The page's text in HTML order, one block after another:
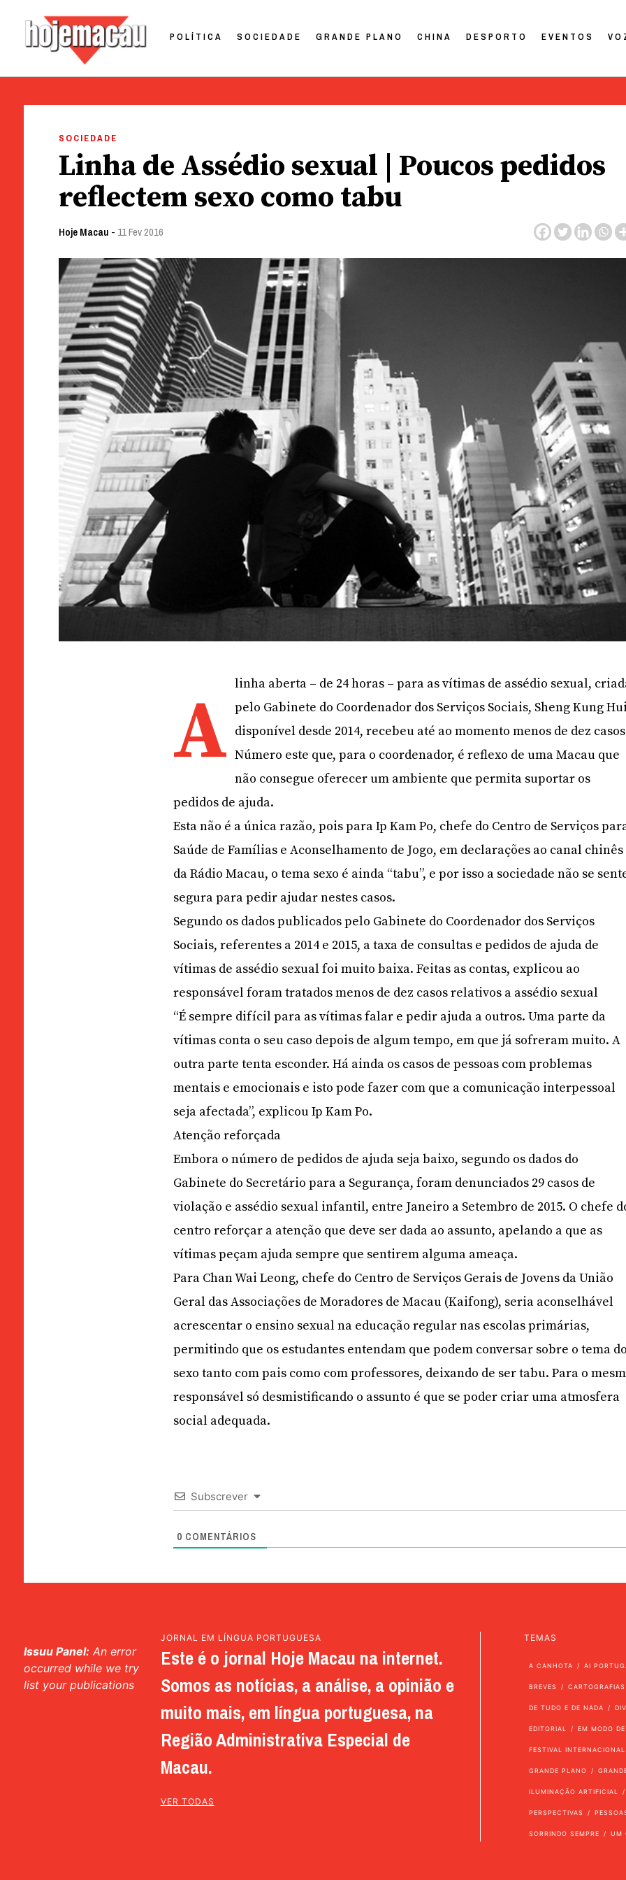
POLÍTICA SOCIEDADE GRANDE PLANO CHINA DESPORTO EVENTOS
SOCIEDADE
Linha de Assédio sexual | Poucos pedidos
reflectem sexo como tabu
Hoje Macau - 11 Fev 2016
A linha aberta – de 24 horas – para as vítimas de assédio sexual,
pelo Gabinete do Coordenador dos Serviços Sociais, Sheng Kung
disponível desde 2014, recebeu até ao momento menos de dez
Número este que, para o coordenador, é reflexo de uma Macau que
não consegue oferecer um ambiente que permita suportar os
pedidos de ajuda.
Esta não é a única razão, pois para Ip Kam Po, chefe do Centro de Serviços
Saúde de Famílias e Aconselhamento de Jogo, em declarações ao canal chinês
da Rádio Macau, o tema sexo é ainda “tabu”, e por isso a sociedade não se
segura para pedir ajudar nestes casos.
Segundo os dados publicados pelo Gabinete do Coordenador dos Serviços
Sociais, referentes a 2014 e 2015, a taxa de consultas e pedidos de ajuda de
vítimas de assédio sexual foi muito baixa. Feitas as contas, explicou ao
responsável foram tratados menos de dez casos relativos a assédio sexual
“É sempre difícil para as vítimas falar e pedir ajuda a outros. Uma parte da
vítimas conta o seu caso depois de algum tempo, em que já sofreram muito. A
outra parte tenta esconder. Há ainda os casos de pessoas com problemas
mentais e emocionais e isto pode fazer com que a comunicação interpessoal
seja afectada”, explicou Ip Kam Po.
Atenção reforçada
Embora o número de pedidos de ajuda seja baixo, segundo os dados do
Gabinete do Secretário para a Segurança, foram denunciados 29 casos de
violação e assédio sexual infantil, entre Janeiro a Setembro de 2015. O chefe
centro reforçar a atenção que deve ser dada ao assunto, apelando a que as
vítimas peçam ajuda sempre que sentirem alguma ameaça.
Para Chan Wai Leong, chefe do Centro de Serviços Gerais de Jovens da União
Geral das Associações de Moradores de Macau (Kaifong), seria aconselhável
acrescentar o ensino sexual na educação regular nas escolas primárias,
permitindo que os estudantes entendam que podem conversar sobre o tema
sexo tanto com pais como com professores, deixando de ser tabu. Para o
responsável só desmistificando o assunto é que se poder criar uma atmosfera
social adequada.
Subscrever
0 COMENTÁRIOS
Issuu Panel: An error
occurred while we try
list your publications
JORNAL EM LÍNGUA PORTUGUESA
Este é o jornal Hoje Macau na internet.
Somos as notícias, a análise, a opinião e
muito mais, em língua portuguesa, na
Região Administrativa Especial de
Macau.
VER TODAS
TEMAS
A CANHOTA AI
BREVES CARTOGRAFIAS
DE TUDO E DE NADA
EDITORIAL EM MODO
FESTIVAL
GRANDE PLANO
ILUMINAÇÃO ARTIFICIAL
PERSPECTIVAS
SORRINDO SEMPRE UM